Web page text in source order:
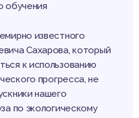
обучения
известного
Сахарова, который
к использованию
прогресса, не
нашего
по экологическому